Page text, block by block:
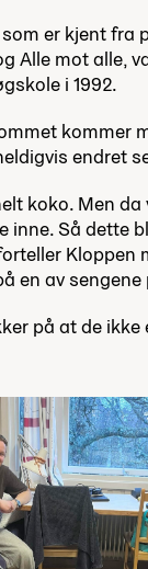
er kjent fra
Alle mot alle,
i 1992.
kommer
endret
koko. Men
inne. Så dette
Kloppen
en av
på at de